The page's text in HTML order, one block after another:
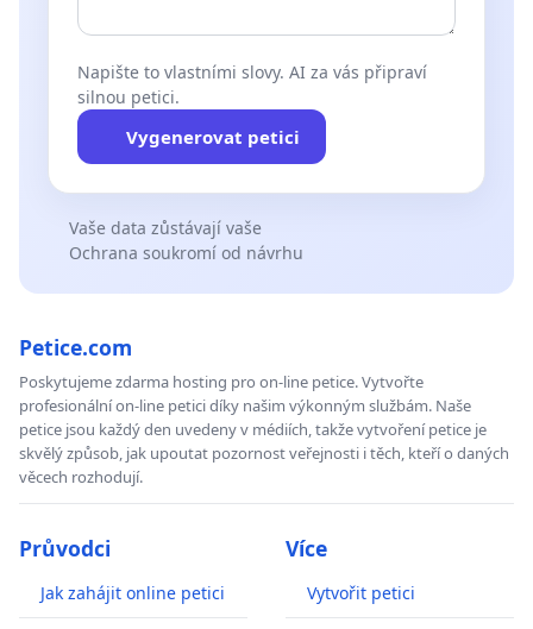
Napište to vlastními slovy. AI za vás připraví
silnou petici.
Vygenerovat petici
Vaše data zůstávají vaše
Ochrana soukromí od návrhu
Petice.com
Poskytujeme zdarma hosting pro on-line petice. Vytvořte
profesionální on-line petici díky našim výkonným službám. Naše
petice jsou každý den uvedeny v médiích, takže vytvoření petice je
skvělý způsob, jak upoutat pozornost veřejnosti i těch, kteří o daných
věcech rozhodují.
Průvodci
Jak zahájit online petici
Více
Vytvořit petici